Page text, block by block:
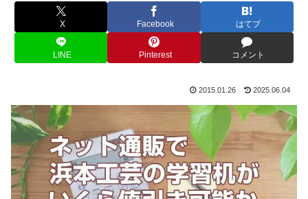
X Facebook はてブ
LINE Pinterest コメント
2015.01.26 2025.06.04